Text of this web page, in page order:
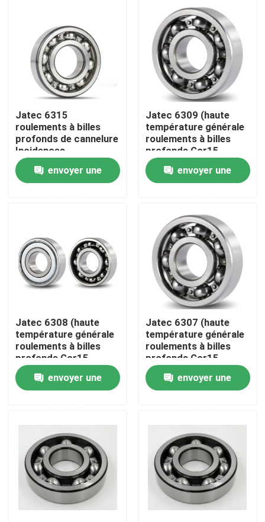
Domicile
Vidéos
À propos de nous
Visite de l'usine
Contrôle de qualité
Des nouvelles
Cas
Jatec 6315
roulements à billes
profonds de cannelure
Incidences
industrielles Gcr15
Chine de réducteur
envoyer une
Jatec 6309 (haute
température générale
roulements à billes
profonds Gcr15
45×100×25 de
cannelure de moteur)
envoyer une
Jatec 6308 (haute
température générale
roulements à billes
profonds Gcr15
40×90×23 de
cannelure de moteur)
envoyer une
Jatec 6307 (haute
température générale
roulements à billes
profonds Gcr15
35×80×21 de
cannelure de moteur)
envoyer une